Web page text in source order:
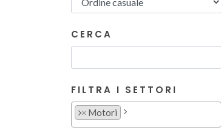
CERCA
FILTRA I SETTORI
× Motori